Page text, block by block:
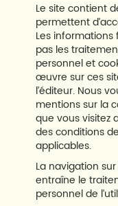
Le site contient
permettent
Les
pas les
personnel et
œuvre sur ces
l’éditeur. Nous
mentions sur la
que vous visitez
des conditions
applicables.
La navigation
entraîne le
personnel de